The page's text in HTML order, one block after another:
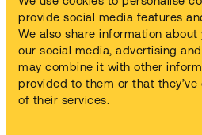
provide social media features
We also share information
our social media, advertising
may combine it with other
provided to them or that
of their services.
Maszyny
Dostarczamy i instalujemy